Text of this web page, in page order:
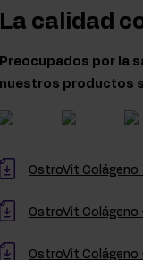
La calidad
Preocupados por la
nuestros productos
OstroVit Colágeno
OstroVit Colágeno
OstroVit Colágeno